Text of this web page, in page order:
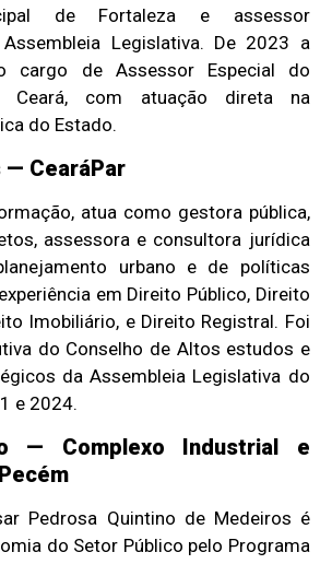
de Fortaleza e assessor
Legislativa. De 2023 a
cargo de Assessor Especial do
Ceará, com atuação direta na
do Estado.
— CearáPar
atua como gestora pública,
assessora e consultora jurídica
urbano e de políticas
em Direito Público, Direito
Imobiliário, e Direito Registral. Foi
do Conselho de Altos estudos e
da Assembleia Legislativa do
e 2024.
— Complexo Industrial e
Pedrosa Quintino de Medeiros é
do Setor Público pelo Programa